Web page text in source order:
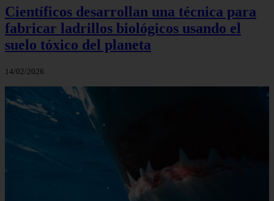
Científicos desarrollan una técnica para
fabricar ladrillos biológicos usando el
suelo tóxico del planeta
14/02/2026